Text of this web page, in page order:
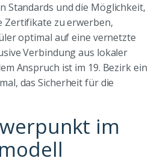
Standards und die Möglichkeit,
Zertifikate zu erwerben,
optimal auf eine vernetzte
Verbindung aus lokaler
Anspruch ist im 19. Bezirk ein
das Sicherheit für die
im